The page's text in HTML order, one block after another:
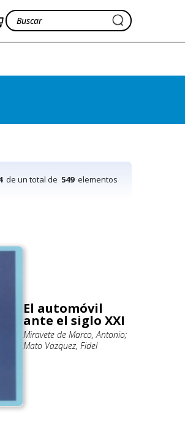
de un total de 549elementos
El automóvil
ante el siglo XXI
Miravete de Marco, Antonio;
Mato Vazquez, Fidel